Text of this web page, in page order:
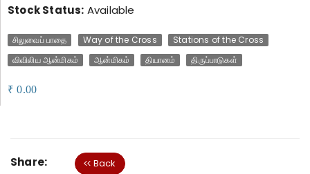
Stock Status: Available
சிலுவைப் பாதை Way of the Cross
Stations of the Cross
விவிலிய ஆன்மிகம்
ஆன்மிகம் தியானம் திருப்பாடுகள்
₹ 0.00
Share: Back